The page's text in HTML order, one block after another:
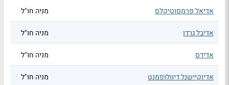
אדיאל פרמסוטיקלס מניה חו"ל
אדיבל גרדן מניה חו"ל
אדידס מניה חו"ל
אדיוקיישנל דיוולופמנט מניה חו"ל